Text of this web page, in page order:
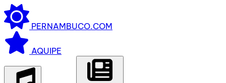
PERNAMBUCO.COM
AQUIPE